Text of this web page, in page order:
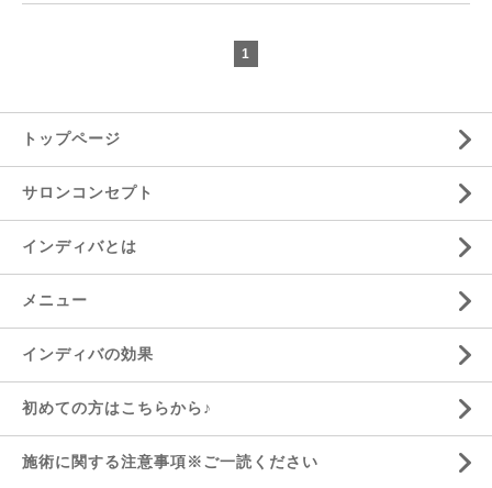
1
トップページ
サロンコンセプト
インディバとは
メニュー
インディバの効果
初めての方はこちらから♪
施術に関する注意事項※ご一読ください